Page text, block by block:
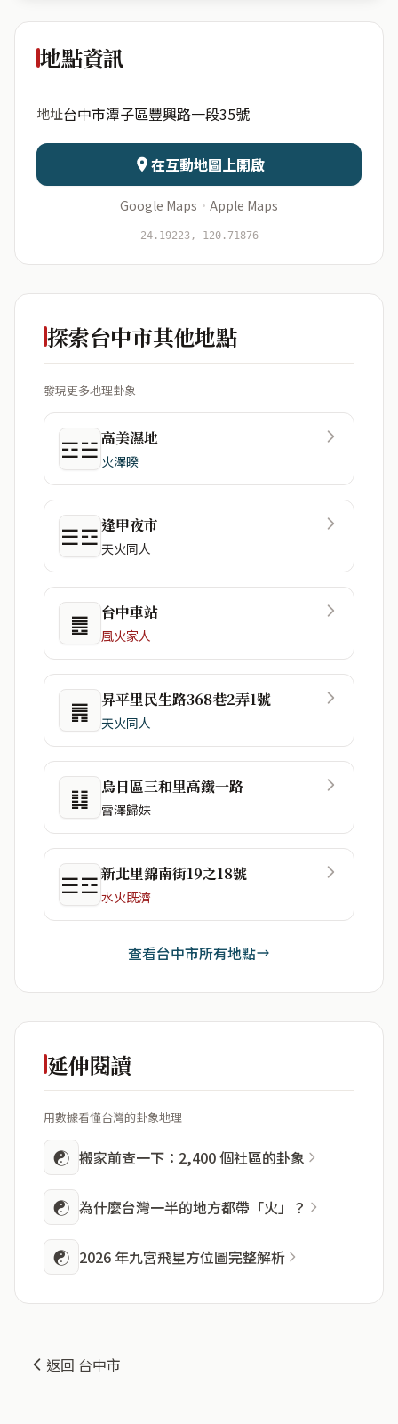
This
日期 出生時辰
資料僅用於即時分析，不會儲存於伺服器
地點資訊
地址台中市潭子區豐興路一段35號
在互動地圖上開啟
Google Maps · Apple Maps
24.19223, 120.71876
探索台中市其他地點
發現更多地理卦象
☲☱高美濕地
火澤睽
☰☲逢甲夜市
天火同人
䷌ 台中車站
風火家人
䷠ 昇平里民生路368巷2弄1號
天火同人
䷆ 烏日區三和里高鐵一路
雷澤歸妹
☰☲新北里錦南街19之18號
水火既濟
查看台中市所有地點
延伸閱讀
用數據看懂台灣的卦象地理
☯ 搬家前查一下：2,400 個社區的卦象
☯ 為什麼台灣一半的地方都帶「火」？
☯ 2026 年九宮飛星方位圖完整解析
返回 台中市